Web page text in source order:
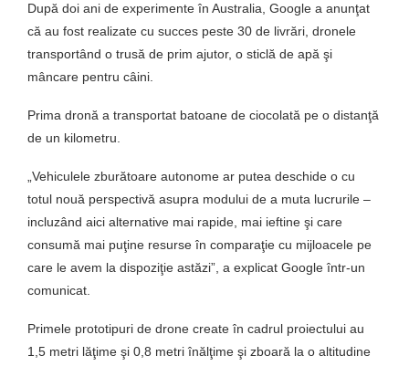
După doi ani de experimente în Australia, Google a anunţat
că au fost realizate cu succes peste 30 de livrări, dronele
transportând o trusă de prim ajutor, o sticlă de apă şi
mâncare pentru câini.
Prima dronă a transportat batoane de ciocolată pe o distanţă
de un kilometru.
„Vehiculele zburătoare autonome ar putea deschide o cu
totul nouă perspectivă asupra modului de a muta lucrurile –
incluzând aici alternative mai rapide, mai ieftine şi care
consumă mai puţine resurse în comparaţie cu mijloacele pe
care le avem la dispoziţie astăzi”, a explicat Google într-un
comunicat.
Primele prototipuri de drone create în cadrul proiectului au
1,5 metri lăţime şi 0,8 metri înălţime şi zboară la o altitudine